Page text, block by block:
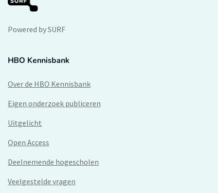
areaal aan civiele kunstwerken in Nederland in kaart en maak
Powered by SURF
HBO Kennisbank
Over de HBO Kennisbank
Eigen onderzoek publiceren
Uitgelicht
Open Access
Deelnemende hogescholen
Veelgestelde vragen